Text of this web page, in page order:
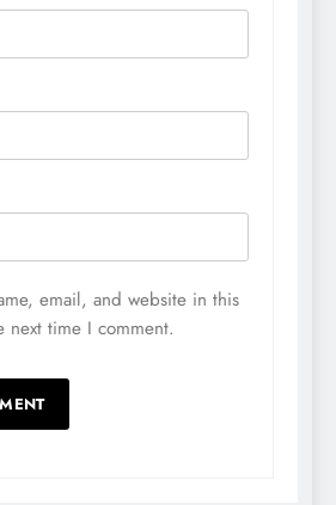
email, and website in this
next time I comment.